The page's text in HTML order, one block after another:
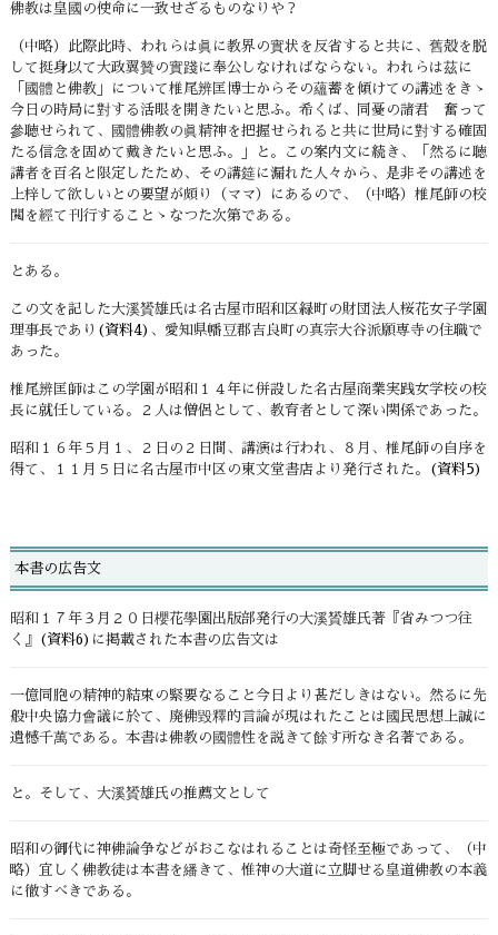
佛教は皇國の使命に一致せざるものなりや？
（中略）此際此時、われらは眞に教界の實状を反省すると共に、舊殻を脱
して挺身以て大政翼贊の實踐に奉公しなければならない。われらは茲に
「國體と佛教」について椎尾辨匡博士からその蘊蓄を傾けての講述をきゝ
今日の時局に對する活眼を開きたいと思ふ。希くば、同憂の諸君 奮って
參聴せられて、國體佛教の眞精神を把握せられると共に世局に對する確固
たる信念を固めて戴きたいと思ふ。」と。この案内文に続き、「然るに聴
講者を百名と限定したため、その講筵に漏れた人々から、是非その講述を
上梓して欲しいとの要望が頗り（ママ）にあるので、（中略）椎尾師の校
閲を經て刊行することゝなつた次第である。
とある。
この文を記した大溪贇雄氏は名古屋市昭和区緑町の財団法人桜花女子学園
理事長であり (資料4) 、愛知県幡豆郡吉良町の真宗大谷派願専寺の住職で
あった。
椎尾辨匡師はこの学園が昭和１４年に併設した名古屋商業実践女学校の校
長に就任している。２人は僧侶として、教育者として深い関係であった。
昭和１６年５月１、２日の２日間、講演は行われ、８月、椎尾師の自序を
得て、１１月５日に名古屋市中区の東文堂書店より発行された。
(資料5)
本書の広告文
昭和１７年３月２０日櫻花學園出版部発行の大溪贇雄氏著『省みつつ往
く』
(資料6) に掲載された本書の広告文は
一億同胞の精神的結束の緊要なること今日より甚だしきはない。然るに先
般中央協力會議に於て、廃佛毀釋的言論が現はれたことは國民思想上誠に
遺憾千萬である。本書は佛教の國體性を説きて餘す所なき名著である。
と。そして、大溪贇雄氏の推薦文として
昭和の御代に神佛論争などがおこなはれることは奇怪至極であって、（中
略）宜しく佛教徒は本書を繙きて、惟神の大道に立脚せる皇道佛教の本義
に徹すべきである。